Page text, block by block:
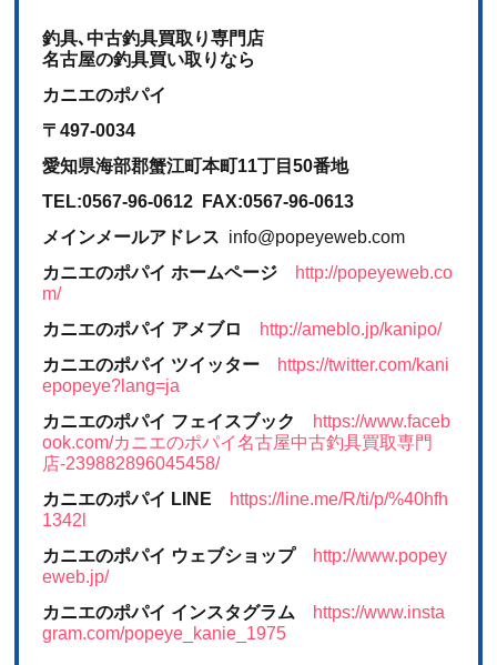
釣具､中古釣具買取り専門店
名古屋の釣具買い取りなら
カニエのポパイ
〒497-0034
愛知県海部郡蟹江町本町11丁目50番地
TEL:0567-96-0612 FAX:0567-96-0613
メインメールアドレス info@popeyeweb.com
カニエのポパイ ホームページ
http://popeyeweb.co
m/
カニエのポパイ アメブロ
http://ameblo.jp/kanipo/
カニエのポパイ ツイッター
https://twitter.com/kani
epopeye?lang=ja
カニエのポパイ フェイスブック
https://www.faceb
ook.com/カニエのポパイ名古屋中古釣具買取専門
店-239882896045458/
カニエのポパイ LINE
https://line.me/R/ti/p/%40hfh
1342l
カニエのポパイ ウェブショップ
http://www.popey
eweb.jp/
カニエのポパイ インスタグラム
https://www.insta
gram.com/popeye_kanie_1975